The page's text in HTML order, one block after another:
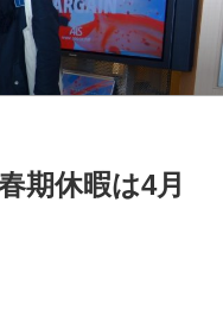
期休暇は4月